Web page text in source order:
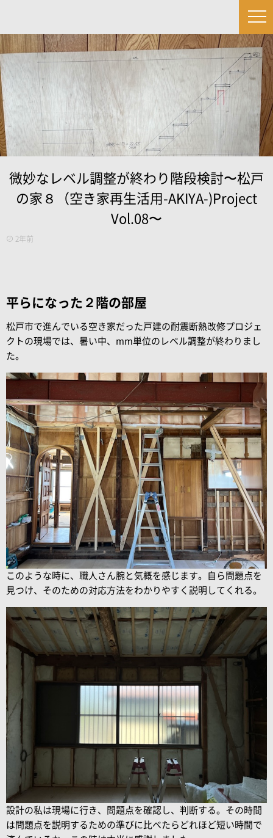
微妙なレベル調整が終わり階段検討〜松戸
の家８（空き家再生活用-AKIYA-)Project
Vol.08〜
2年前
平らになった２階の部屋
松戸市で進んでいる空き家だった戸建の耐震断熱改修プロジェ
クトの現場では、暑い中、mm単位のレベル調整が終わりまし
た。
このような時に、職人さん腕と気概を感じます。自ら問題点を
見つけ、そのための対応方法をわかりやすく説明してくれる。
設計の私は現場に行き、問題点を確認し、判断する。その時間
は問題点を説明するための準びに比べたらどれほど短い時間で